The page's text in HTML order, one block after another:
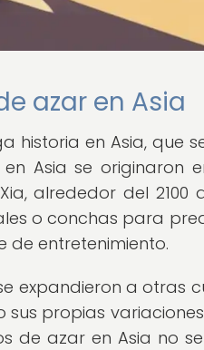
azar en Asia
historia en Asia, que
Asia se originaron
alrededor del 2100
o conchas para
de entretenimiento.
expandieron a otras
propias
de azar en Asia no